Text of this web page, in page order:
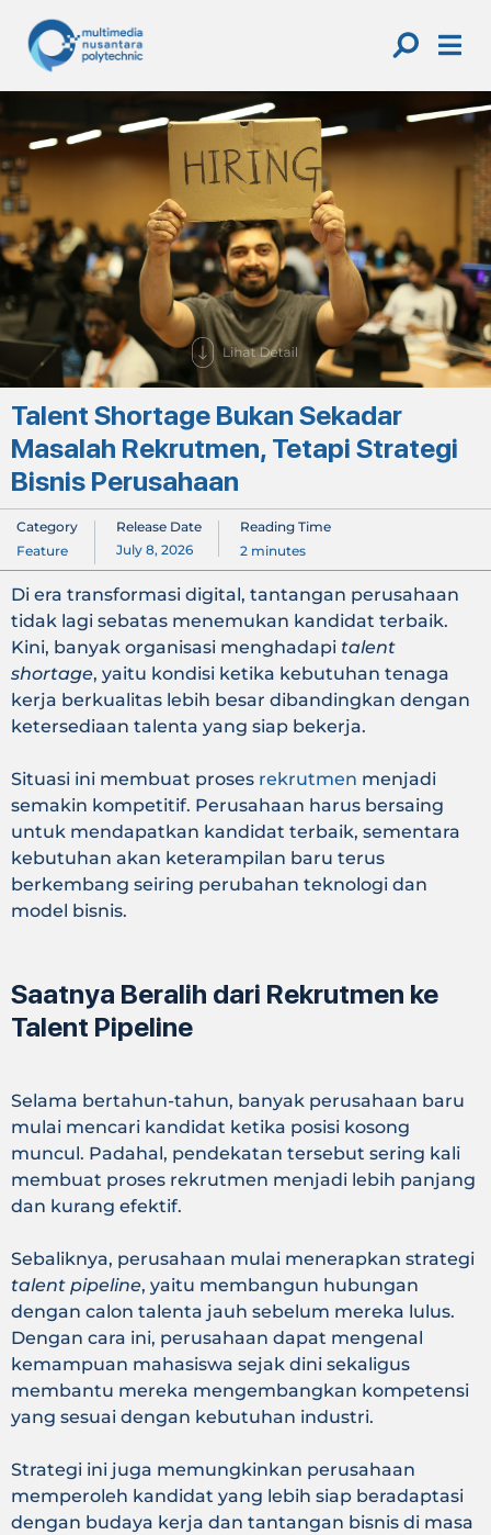
content
Talent Shortage Bukan Sekadar
Masalah Rekrutmen, Tetapi Strategi
Bisnis Perusahaan
Category
Feature
Release Date
July 8, 2026
Reading Time
2 minutes
Di era transformasi digital, tantangan perusahaan
tidak lagi sebatas menemukan kandidat terbaik.
Kini, banyak organisasi menghadapi talent
shortage, yaitu kondisi ketika kebutuhan tenaga
kerja berkualitas lebih besar dibandingkan dengan
ketersediaan talenta yang siap bekerja.
Situasi ini membuat proses rekrutmen menjadi
semakin kompetitif. Perusahaan harus bersaing
untuk mendapatkan kandidat terbaik, sementara
kebutuhan akan keterampilan baru terus
berkembang seiring perubahan teknologi dan
model bisnis.
Saatnya Beralih dari Rekrutmen ke
Talent Pipeline
Selama bertahun-tahun, banyak perusahaan baru
mulai mencari kandidat ketika posisi kosong
muncul. Padahal, pendekatan tersebut sering kali
membuat proses rekrutmen menjadi lebih panjang
dan kurang efektif.
Sebaliknya, perusahaan mulai menerapkan strategi
talent pipeline, yaitu membangun hubungan
dengan calon talenta jauh sebelum mereka lulus.
Dengan cara ini, perusahaan dapat mengenal
kemampuan mahasiswa sejak dini sekaligus
membantu mereka mengembangkan kompetensi
yang sesuai dengan kebutuhan industri.
Strategi ini juga memungkinkan perusahaan
memperoleh kandidat yang lebih siap beradaptasi
dengan budaya kerja dan tantangan bisnis di masa